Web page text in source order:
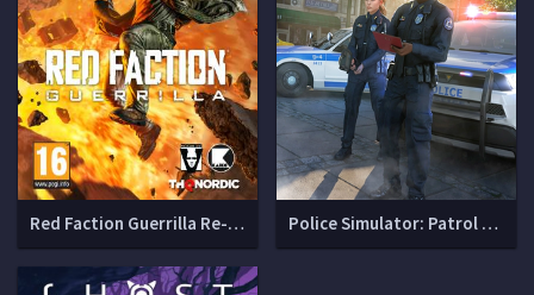
Red Faction Guerrilla Re-Mars-tered Police Simulator: Patrol Officers (22.2.2 + DLCs)